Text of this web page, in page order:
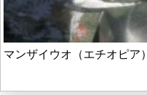
マンザイウオ（エチオピア）